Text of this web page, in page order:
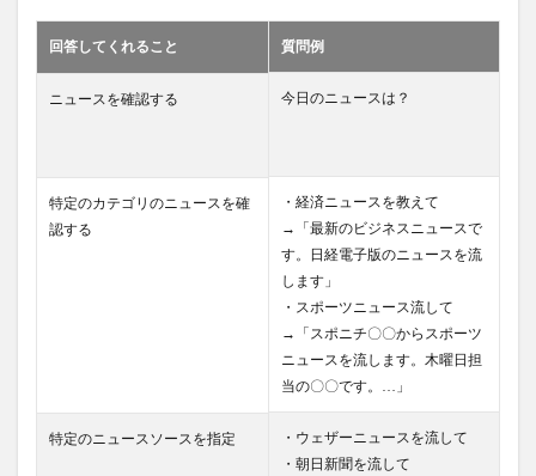
回答してくれること 質問例
ニュースを確認する 今日のニュースは？
特定のカテゴリのニュースを確
認する
・経済ニュースを教えて
→「最新のビジネスニュースで
す。日経電子版のニュースを流
します」
・スポーツニュース流して
→「スポニチ〇〇からスポーツ
ニュースを流します。木曜日担
当の〇〇です。…」
特定のニュースソースを指定
・ウェザーニュースを流して
・朝日新聞を流して